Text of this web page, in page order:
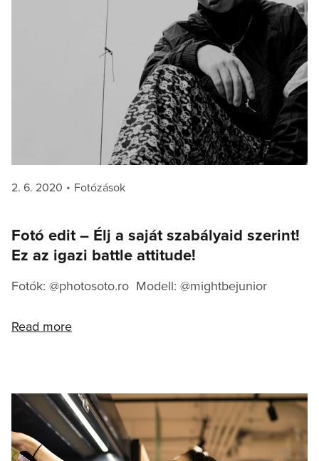
Posted
2. 6. 2020 Categories
Fotózások
Fotó edit – Élj a saját szabályaid szerint!
Ez az igazi battle attitude!
Fotók: @photosoto.ro Modell: @mightbejunior
Read more